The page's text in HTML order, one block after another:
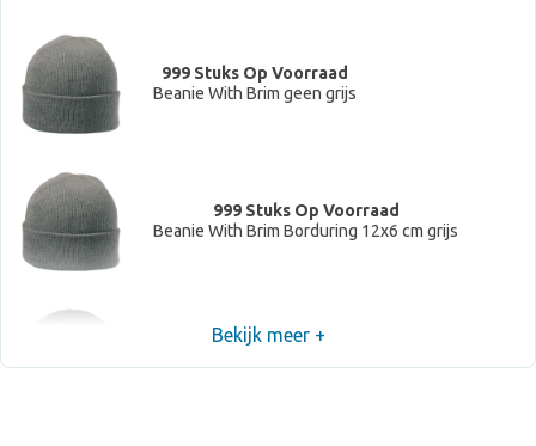
999 Stuks Op Voorraad
Beanie With Brim geen grijs
999 Stuks Op Voorraad
Beanie With Brim Borduring 12x6 cm grijs
999 Stuks Op Voorraad
Beanie With Brim geen donkergrijs
Bekijk meer +